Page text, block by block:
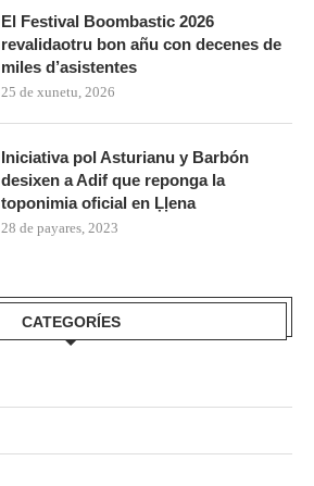
El Festival Boombastic 2026
revalidaotru bon añu con decenes de
miles d’asistentes
25 de xunetu, 2026
Iniciativa pol Asturianu y Barbón
desixen a Adif que reponga la
toponimia oficial en Ḷḷena
28 de payares, 2023
CATEGORÍES